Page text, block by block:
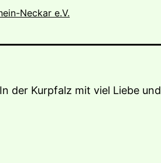
Neckar e.V.
In der Kurpfalz mit viel Liebe und